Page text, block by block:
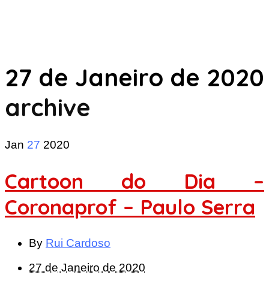
27 de Janeiro de 2020
archive
Jan 27 2020
Cartoon do Dia –
Coronaprof – Paulo Serra
By Rui Cardoso
27 de Janeiro de 2020